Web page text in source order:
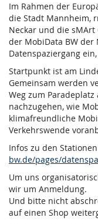
Im Rahmen der
die Stadt Mannheim,
Neckar und die
der MobiData BW der
Datenspaziergang
Startpunkt ist am
Gemeinsam werden
Weg zum
nachzugehen, wie
klimafreundliche
Verkehrswende
Infos zu den
bw.de/pages/
Um uns
wir um Anmeldung.
Und bitte nicht
auf einen Shop